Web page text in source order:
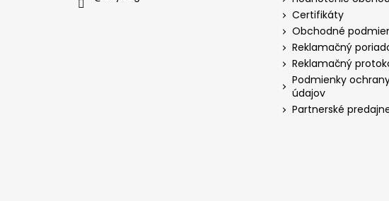
Certifikáty
Obchodné
Reklamačný
Reklamačný
Podmienky
údajov
Partnerské